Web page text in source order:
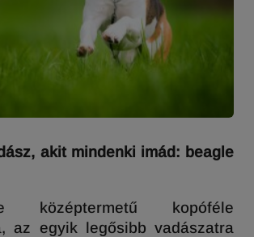
akit mindenki imád: beagle
középtermetű kopóféle
az egyik legősibb vadászatra